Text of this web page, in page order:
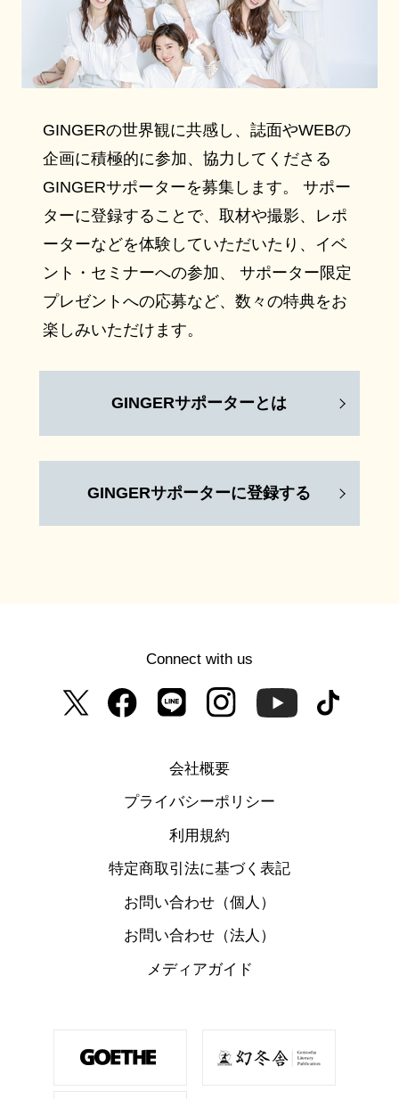
GINGERの世界観に共感し、誌面やWEBの
企画に積極的に参加、協力してくださる
GINGERサポーターを募集します。 サポー
ターに登録することで、取材や撮影、レポ
ーターなどを体験していただいたり、イベ
ント・セミナーへの参加、 サポーター限定
プレゼントへの応募など、数々の特典をお
楽しみいただけます。
GINGERサポーターとは
GINGERサポーターに登録する
Connect with us
会社概要
プライバシーポリシー
利用規約
特定商取引法に基づく表記
お問い合わせ（個人）
お問い合わせ（法人）
メディアガイド